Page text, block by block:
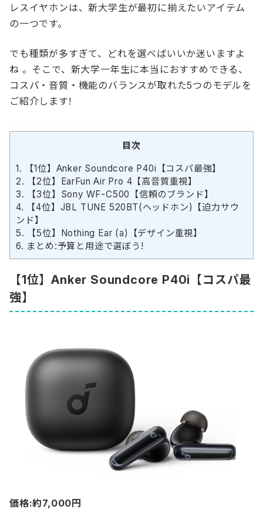
レスイヤホンは、新大学生が最初に揃えたいアイテム
の一つです。
でも種類が多すぎて、どれを選べばいいか迷いますよ
ね 。そこで、新大学一年生に本当におすすめできる、
コスパ・音質・機能のバランスが取れた5つのモデルを
ご紹介します!
目次
1. 【1位】Anker Soundcore P40i【コスパ最強】
2. 【2位】EarFun Air Pro 4【高音質重視】
3. 【3位】Sony WF-C500【信頼のブランド】
4. 【4位】JBL TUNE 520BT(ヘッドホン)【迫力サウ
ンド】
5. 【5位】Nothing Ear (a)【デザイン重視】
6. まとめ:予算と用途で選ぼう!
【1位】Anker Soundcore P40i【コスパ最
強】
価格:約7,000円